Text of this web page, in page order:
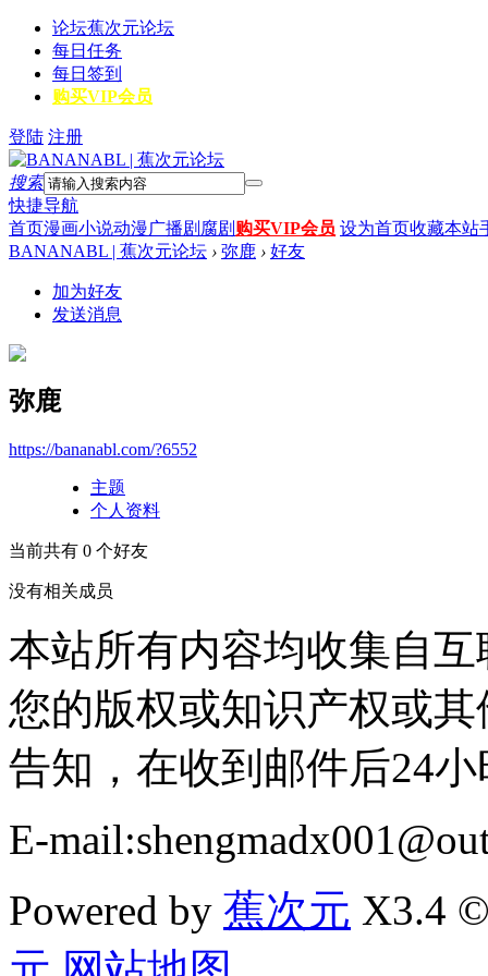
论坛蕉次元论坛
每日任务
每日签到
购买VIP会员
登陆 注册
搜索
快捷导航
首页漫画小说动漫广播剧 腐剧 购买VIP会员 设为首页收藏本站
BANANABL | 蕉次元论坛 › 弥鹿 › 好友
加为好友
发送消息
弥鹿
https://bananabl.com/?6552
主题
个人资料
当前共有 0 个好友
没有相关成员
本站所有内容均收集自
您的版权或知识产权或
告知，在收到邮件后24
E-
Powered by 蕉次元 X3.4